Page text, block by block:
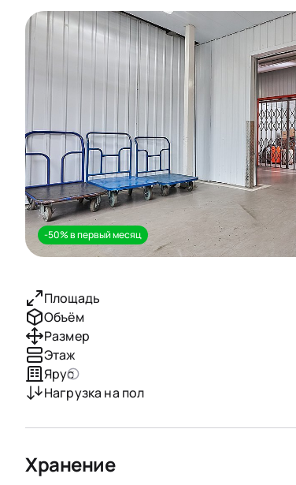
-50% в первый месяц
Площадь
Объём
Размер
Этаж
Ярус
Нагрузка на пол
Хранение